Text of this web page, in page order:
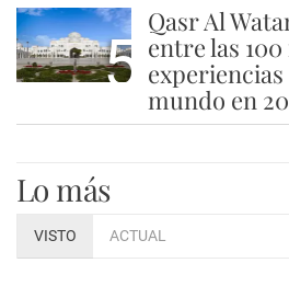
5
Qasr Al
entre las
mundo en
Lo más
VISTO ACTUAL